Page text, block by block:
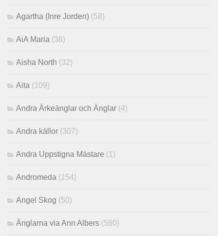
Agartha (Inre Jorden) (58)
AiA Maria (36)
Aisha North (32)
Aita (109)
Andra Ärkeänglar och Änglar (4)
Andra källor (307)
Andra Uppstigna Mästare (1)
Andromeda (154)
Angel Skog (50)
Änglarna via Ann Albers (580)